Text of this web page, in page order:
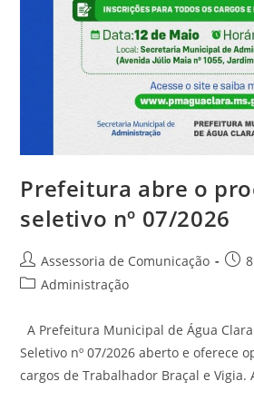
Prefeitura abre o
seletivo nº 07/2026
Assessoria de Comunicação
Administração
A Prefeitura Municipal de Água
Seletivo nº 07/2026 aberto e oferece
cargos de Trabalhador Braçal e Vigia.